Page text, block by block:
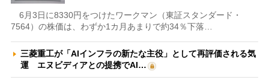
6月3日に8330円をつけたワークマン（東証スタンダード・
7564）の株価は、わずか1カ月あまりで約34％下落…
三菱重工が「AIインフラの新たな主役」として再評価される気
運 エヌビディアとの提携でAI…